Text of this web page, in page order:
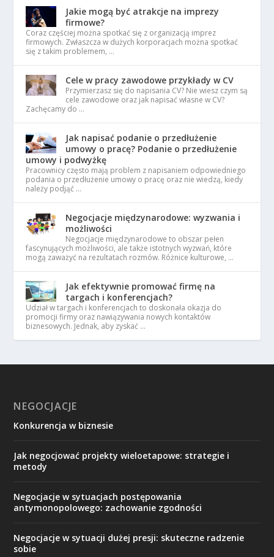
Jakie mogą być atrakcje na imprezy
firmowe?
Coraz częściej można spotkać się z organizacją imprez
firmowych. Zwłaszcza w dużych korporacjach można spotkać
się z takim problemem, …
Cele w pracy zawodowe przykłady w CV
Przymierzasz się do napisania CV? Nie wiesz czym są
cele zawodowe oraz jak napisać własne w CV?
Zachęcamy do …
Jak napisać podanie o przedłużenie
umowy o pracę? Podanie o przedłużenie
umowy i podwyżkę
Pracownicy często mają problem z napisaniem odpowiedniego
podania o przedłużenie umowy o pracę oraz nie wiedzą, kiedy
należy podjąć …
Negocjacje międzynarodowe: wyzwania i
możliwości
Negocjacje międzynarodowe to obszar pełen
fascynujących możliwości, ale także istotnych wyzwań, które
mogą zaważyć na rezultatach rozmów. Różnice kulturowe, …
Jak efektywnie promować firmę na
targach i konferencjach?
Udział w targach i konferencjach to doskonała okazja do
promocji firmy oraz nawiązywania nowych kontaktów
biznesowych. Jednak, aby zyskać …
NEGOCJACJE
Konkurencja w biznesie
Jak negocjować projekty wieloetapowe: strategie i
metody
Negocjacje w sytuacjach postępowania
antymonopolowego: zachowanie zgodności
Negocjacje w sytuacji dużej presji: skuteczne radzenie
sobie